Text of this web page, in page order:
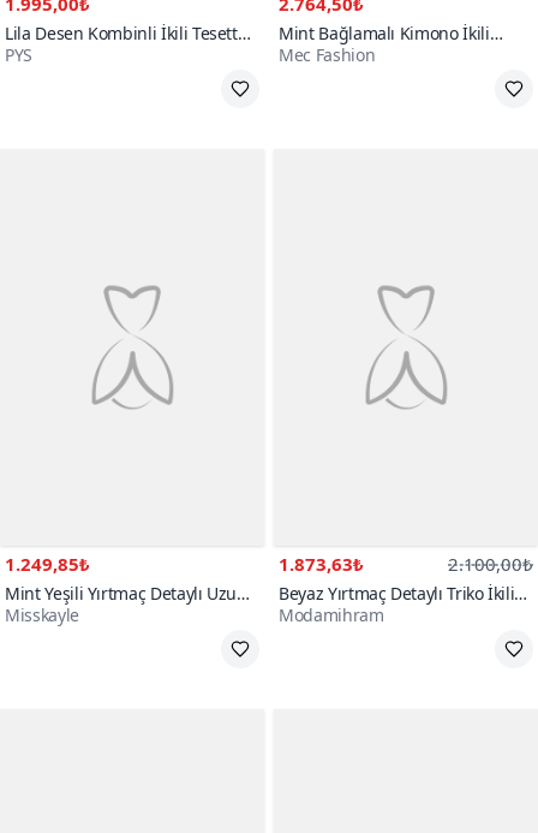
Lila Desen Kombinli İkili Tesettür
Takım
PYS
Mint Bağlamalı Kimono İkili
Tesettür Takım
Mec Fashion
1.249,85₺
Mint Yeşili Yırtmaç Detaylı Uzun
İkili Tesettür Takım
Misskayle
1.873,63₺ 2.100,00₺
Beyaz Yırtmaç Detaylı Triko İkili
Tesettür Takım
Modamihram